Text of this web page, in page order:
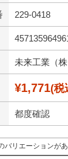
229-0418
未来工業（株
¥1,771(税
都度確認
バリエーションがあ